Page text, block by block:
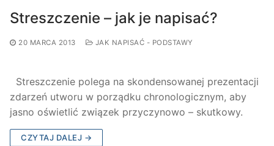
Streszczenie – jak je napisać?
20 MARCA 2013 JAK NAPISAĆ - PODSTAWY
Streszczenie polega na skondensowanej prezentacji
zdarzeń utworu w porządku chronologicznym, aby
jasno oświetlić związek przyczynowo – skutkowy.
CZYTAJ DALEJ →